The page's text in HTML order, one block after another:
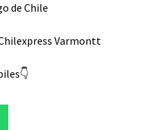
de Chile
Varmontt